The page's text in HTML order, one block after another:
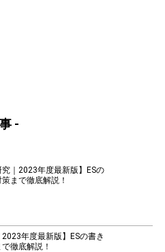
-
究｜2023年度最新版】ESの
まで徹底解説！
2023年度最新版】ESの書き
徹底解説！